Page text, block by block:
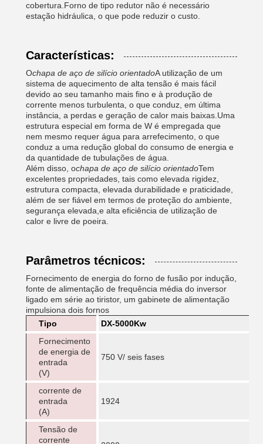
cobertura.Forno de tipo redutor não é necessário
estação hidráulica, o que pode reduzir o custo.
Características:
Ochapa de aço de silício orientadoA utilização de um
sistema de aquecimento de alta tensão é mais fácil
devido ao seu tamanho mais fino e à produção de
corrente menos turbulenta, o que conduz, em última
instância, a perdas e geração de calor mais baixas.Uma
estrutura especial em forma de W é empregada que
nem mesmo requer água para arrefecimento, o que
conduz a uma redução global do consumo de energia e
da quantidade de tubulações de água.
Além disso, ochapa de aço de silício orientadoTem
excelentes propriedades, tais como elevada rigidez,
estrutura compacta, elevada durabilidade e praticidade,
além de ser fiável em termos de proteção do ambiente,
segurança elevada,e alta eficiência de utilização de
calor e livre de poeira.
Parâmetros técnicos:
Fornecimento de energia do forno de fusão por indução,
fonte de alimentação de frequência média do inversor
ligado em série ao tiristor, um gabinete de alimentação
impulsiona dois fornos
Tipo
DX-5000Kw
Fornecimento
de energia de
entrada
(V)
750 V/ seis fases
corrente de
entrada
(A)
1924
Tensão de
corrente